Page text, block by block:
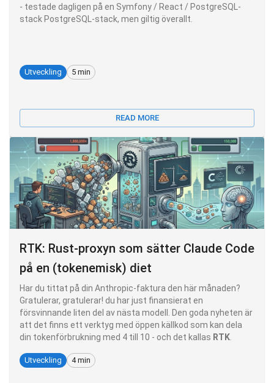
- testade dagligen på en Symfony / React / PostgreSQL-
stack PostgreSQL-stack, men giltig överallt.
Utveckling 5 min
READ MORE
RTK: Rust-proxyn som sätter Claude Code
på en (tokenemisk) diet
Har du tittat på din Anthropic-faktura den här månaden?
Gratulerar, gratulerar! du har just finansierat en
försvinnande liten del av nästa modell. Den goda nyheten är
att det finns ett verktyg med öppen källkod som kan dela
din tokenförbrukning med 4 till 10 - och det kallas RTK
Utveckling 4 min